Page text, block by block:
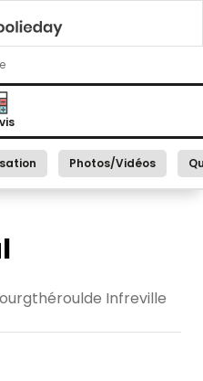
Photos/Vidéos
Infreville